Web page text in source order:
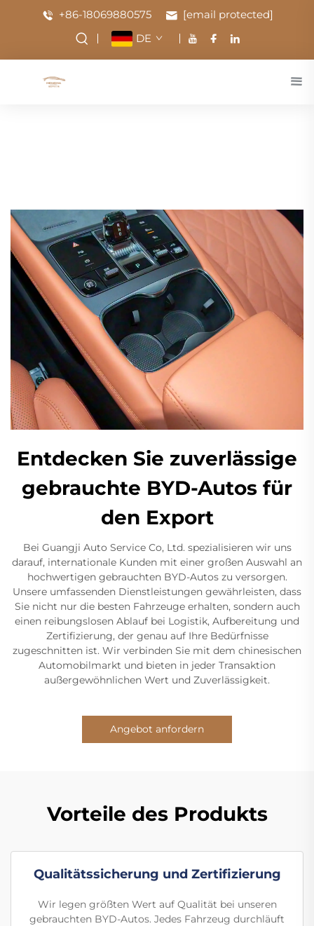
+86-18069880575
[email protected]
DE
Entdecken Sie zuverlässige
gebrauchte BYD-Autos für
den Export
Bei Guangji Auto Service Co, Ltd. spezialisieren wir uns
darauf, internationale Kunden mit einer großen Auswahl an
hochwertigen gebrauchten BYD-Autos zu versorgen.
Unsere umfassenden Dienstleistungen gewährleisten, dass
Sie nicht nur die besten Fahrzeuge erhalten, sondern auch
einen reibungslosen Ablauf bei Logistik, Aufbereitung und
Zertifizierung, der genau auf Ihre Bedürfnisse
zugeschnitten ist. Wir verbinden Sie mit dem chinesischen
Automobilmarkt und bieten in jeder Transaktion
außergewöhnlichen Wert und Zuverlässigkeit.
Angebot anfordern
Vorteile des Produkts
Qualitätssicherung und Zertifizierung
Wir legen größten Wert auf Qualität bei unseren
gebrauchten BYD-Autos. Jedes Fahrzeug durchläuft